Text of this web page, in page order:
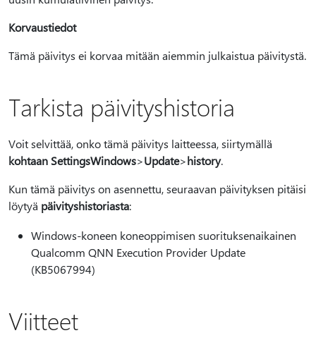
Korvaustiedot
Tämä päivitys ei korvaa mitään aiemmin julkaistua päivitystä.
Tarkista päivityshistoria
Voit selvittää, onko tämä päivitys laitteessa, siirtymällä
kohtaan SettingsWindows>Update>history.
Kun tämä päivitys on asennettu, seuraavan päivityksen pitäisi
löytyä päivityshistoriasta:
Windows-koneen koneoppimisen suorituksenaikainen
Qualcomm QNN Execution Provider Update
(KB5067994)
Viitteet